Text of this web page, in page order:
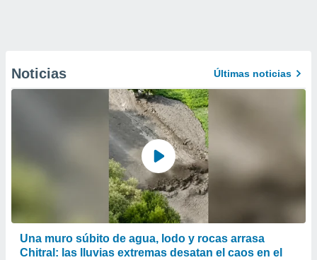
Noticias Últimas noticias
Una muro súbito de agua, lodo y rocas arrasa
Chitral: las lluvias extremas desatan el caos en el